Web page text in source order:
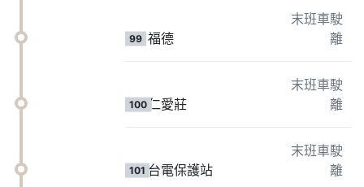
99 福德
末班車駛
離
100 仁愛莊
末班車駛
離
101 台電保護站
末班車駛
離